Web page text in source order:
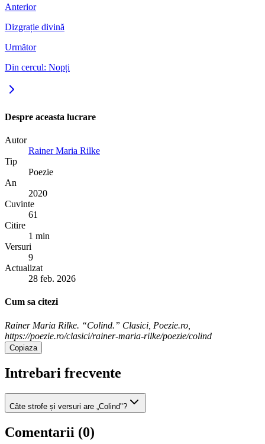
Anterior
Dizgrație divină
Următor
Din cercul: Nopți
Despre aceasta lucrare
Autor
Rainer Maria Rilke
Tip
Poezie
An
2020
Cuvinte
61
Citire
1 min
Versuri
9
Actualizat
28 feb. 2026
Cum sa citezi
Rainer Maria Rilke. “Colind.” Clasici, Poezie.ro,
https://poezie.ro/clasici/rainer-maria-rilke/poezie/colind
Copiaza
Intrebari frecvente
Câte strofe și versuri are „Colind"?
Comentarii (0)